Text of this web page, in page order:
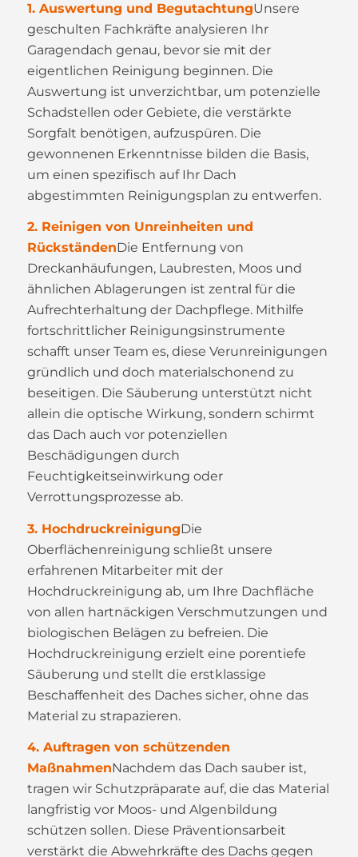
1. Auswertung und BegutachtungUnsere
geschulten Fachkräfte analysieren Ihr
Garagendach genau, bevor sie mit der
eigentlichen Reinigung beginnen. Die
Auswertung ist unverzichtbar, um potenzielle
Schadstellen oder Gebiete, die verstärkte
Sorgfalt benötigen, aufzuspüren. Die
gewonnenen Erkenntnisse bilden die Basis,
um einen spezifisch auf Ihr Dach
abgestimmten Reinigungsplan zu entwerfen.
2. Reinigen von Unreinheiten und
RückständenDie Entfernung von
Dreckanhäufungen, Laubresten, Moos und
ähnlichen Ablagerungen ist zentral für die
Aufrechterhaltung der Dachpflege. Mithilfe
fortschrittlicher Reinigungsinstrumente
schafft unser Team es, diese Verunreinigungen
gründlich und doch materialschonend zu
beseitigen. Die Säuberung unterstützt nicht
allein die optische Wirkung, sondern schirmt
das Dach auch vor potenziellen
Beschädigungen durch
Feuchtigkeitseinwirkung oder
Verrottungsprozesse ab.
3. HochdruckreinigungDie
Oberflächenreinigung schließt unsere
erfahrenen Mitarbeiter mit der
Hochdruckreinigung ab, um Ihre Dachfläche
von allen hartnäckigen Verschmutzungen und
biologischen Belägen zu befreien. Die
Hochdruckreinigung erzielt eine porentiefe
Säuberung und stellt die erstklassige
Beschaffenheit des Daches sicher, ohne das
Material zu strapazieren.
4. Auftragen von schützenden
MaßnahmenNachdem das Dach sauber ist,
tragen wir Schutzpräparate auf, die das Material
langfristig vor Moos- und Algenbildung
schützen sollen. Diese Präventionsarbeit
verstärkt die Abwehrkräfte des Dachs gegen